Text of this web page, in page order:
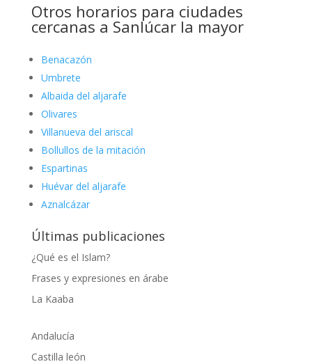
Otros horarios para ciudades
cercanas a Sanlúcar la mayor
Benacazón
Umbrete
Albaida del aljarafe
Olivares
Villanueva del ariscal
Bollullos de la mitación
Espartinas
Huévar del aljarafe
Aznalcázar
Últimas publicaciones
¿Qué es el Islam?
Frases y expresiones en árabe
La Kaaba
Andalucía
Castilla león